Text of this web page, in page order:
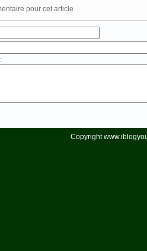
pour cet article
Copyright